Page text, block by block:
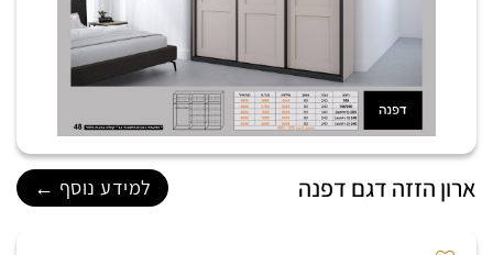
ארון הזזה דגם דפנה למידע נוסף ←